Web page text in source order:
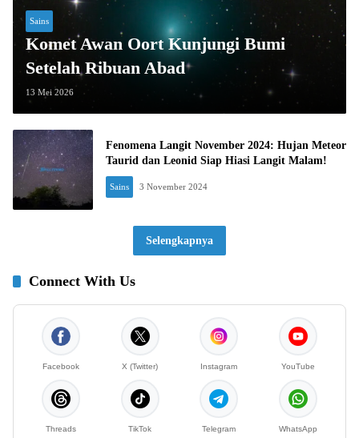
Sains
Komet Awan Oort Kunjungi Bumi
Setelah Ribuan Abad
13 Mei 2026
Fenomena Langit November 2024: Hujan Meteor
Taurid dan Leonid Siap Hiasi Langit Malam!
Sains 3 November 2024
Selengkapnya
Connect With Us
Facebook X (Twitter) Instagram YouTube
Threads TikTok Telegram WhatsApp